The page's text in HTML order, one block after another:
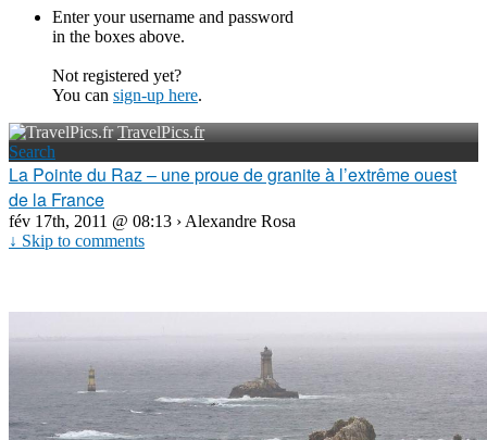
Enter your username and password
in the boxes above.
Not registered yet?
You can sign-up here.
TravelPics.fr
Search
La Pointe du Raz – une proue de granite à l’extrême ouest
de la France
fév 17th, 2011 @ 08:13 › Alexandre Rosa
↓ Skip to comments